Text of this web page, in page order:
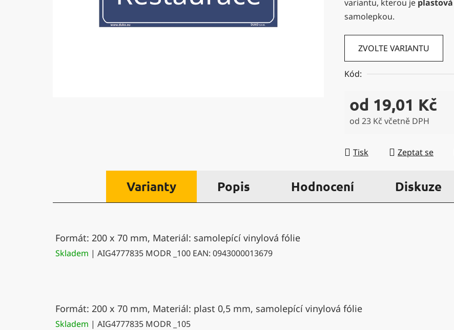
5
hvězdiček.
variantu, kterou je
samolepkou.
ZVOLTE VARIANTU
Kód:
od 19,01 Kč
od 23 Kč včetně DPH
Tisk
Zeptat se
Varianty Popis Hodnocení Diskuze
Formát: 200 x 70 mm, Materiál: samolepící vinylová fólie
Skladem | AIG4777835 MODR _100 EAN: 0943000013679
Formát: 200 x 70 mm, Materiál: plast 0,5 mm, samolepící vinylová fólie
Skladem | AIG4777835 MODR _105